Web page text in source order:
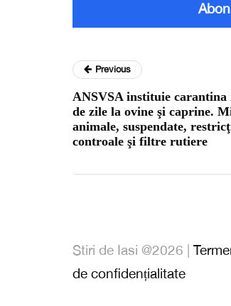
Previous
ANSVSA instituie carantina
de zile la ovine şi caprine.
animale, suspendate,
controale şi filtre rutiere
Stiri de Iasi @2026 |
de confidențialitate